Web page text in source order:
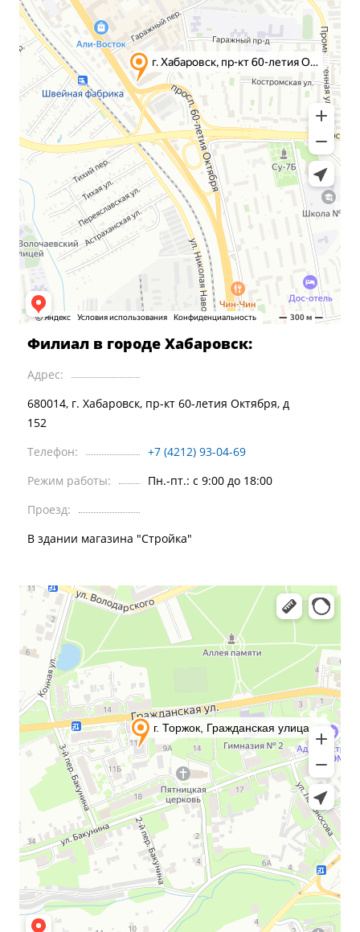
Филиал в городе Хабаровск:
Адрес:
680014, г. Хабаровск, пр-кт 60-летия Октября, д
152
Телефон:
+7 (4212) 93-04-69
Режим работы:
Пн.-пт.: c 9:00 до 18:00
Проезд:
В здании магазина "Стройка"